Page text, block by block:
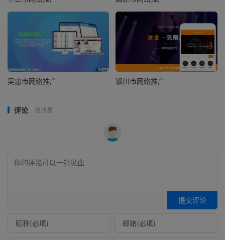
吴忠市网络推广 银川市网络推广
评论 抢沙发
提交评论